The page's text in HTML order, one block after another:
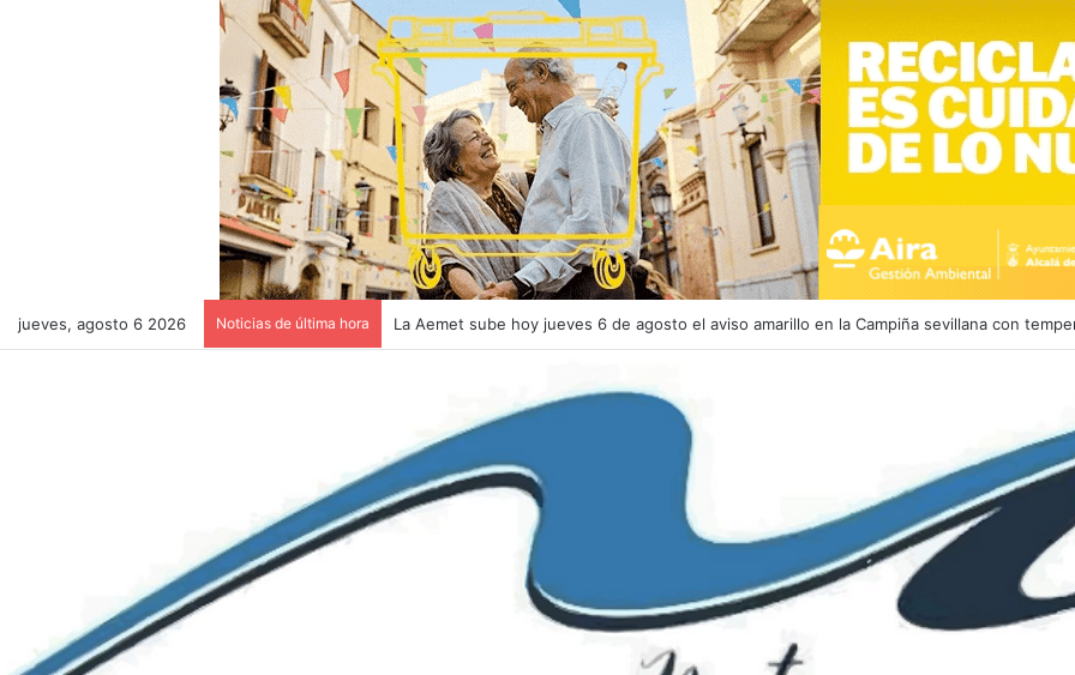
jueves, agosto 6 2026 Noticias de última hora